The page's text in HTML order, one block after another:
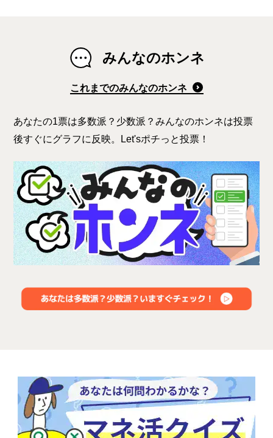
みんなのホンネ
これまでのみんなのホンネ
あなたの1票は多数派？少数派？みんなのホンネは投票
後すぐにグラフに反映。Let'sポチっと投票！